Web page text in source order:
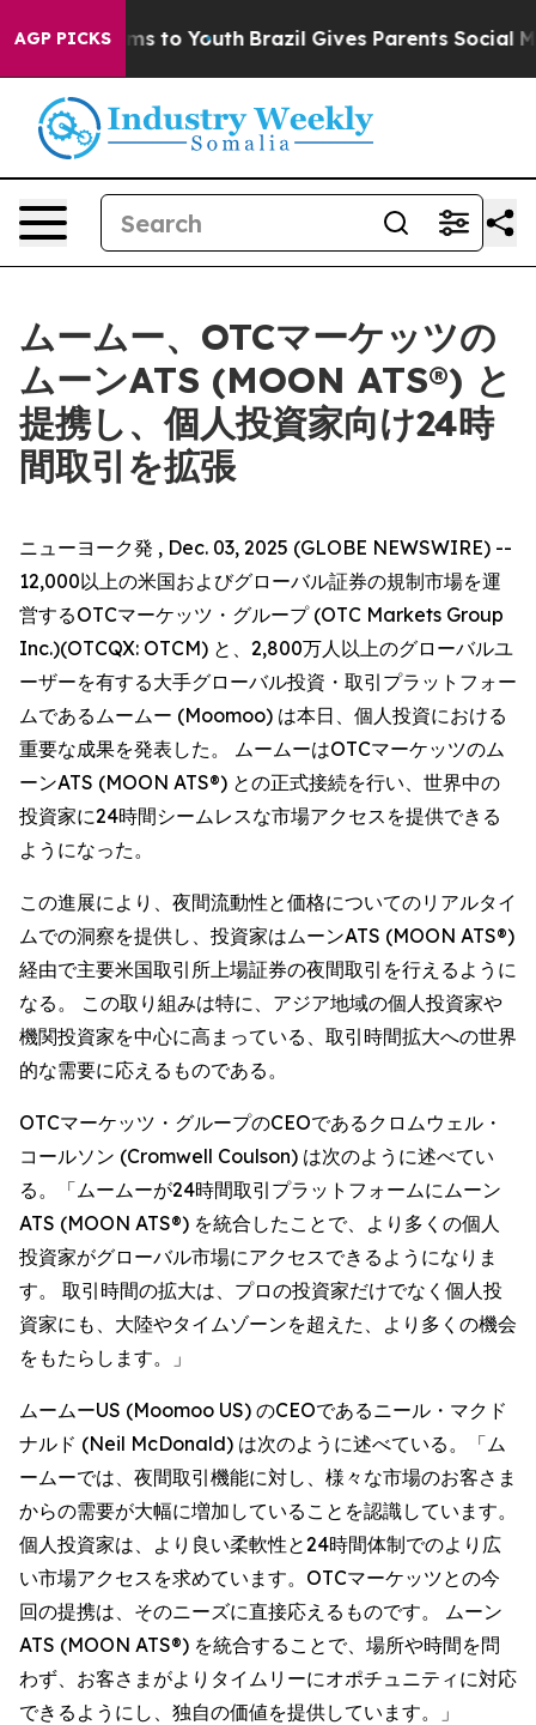
AGP PICKS
Harms to Youth Brazil Gives Parents Social Media
ムームー、OTCマーケッツの
ムーンATS (MOON ATS®) と
提携し、個人投資家向け24時
間取引を拡張
ニューヨーク発 , Dec. 03, 2025 (GLOBE NEWSWIRE) --
12,000以上の米国およびグローバル証券の規制市場を運
営するOTCマーケッツ・グループ (OTC Markets Group
Inc.)(OTCQX: OTCM) と、2,800万人以上のグローバルユ
ーザーを有する大手グローバル投資・取引プラットフォー
ムであるムームー (Moomoo) は本日、個人投資における
重要な成果を発表した。 ムームーはOTCマーケッツのム
ーンATS (MOON ATS®) との正式接続を行い、世界中の
投資家に24時間シームレスな市場アクセスを提供できる
ようになった。
この進展により、夜間流動性と価格についてのリアルタイ
ムでの洞察を提供し、投資家はムーンATS (MOON ATS®)
経由で主要米国取引所上場証券の夜間取引を行えるように
なる。 この取り組みは特に、アジア地域の個人投資家や
機関投資家を中心に高まっている、取引時間拡大への世界
的な需要に応えるものである。
OTCマーケッツ・グループのCEOであるクロムウェル・
コールソン (Cromwell Coulson) は次のように述べてい
る。「ムームーが24時間取引プラットフォームにムーン
ATS (MOON ATS®) を統合したことで、より多くの個人
投資家がグローバル市場にアクセスできるようになりま
す。 取引時間の拡大は、プロの投資家だけでなく個人投
資家にも、大陸やタイムゾーンを超えた、より多くの機会
をもたらします。」
ムームーUS (Moomoo US) のCEOであるニール・マクド
ナルド (Neil McDonald) は次のように述べている。「ム
ームーでは、夜間取引機能に対し、様々な市場のお客さま
からの需要が大幅に増加していることを認識しています。
個人投資家は、より良い柔軟性と24時間体制でのより広
い市場アクセスを求めています。OTCマーケッツとの今
回の提携は、そのニーズに直接応えるものです。 ムーン
ATS (MOON ATS®) を統合することで、場所や時間を問
わず、お客さまがよりタイムリーにオポチュニティに対応
できるようにし、独自の価値を提供しています。」